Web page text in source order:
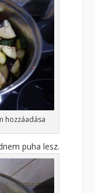
hozzáadása
puha lesz.